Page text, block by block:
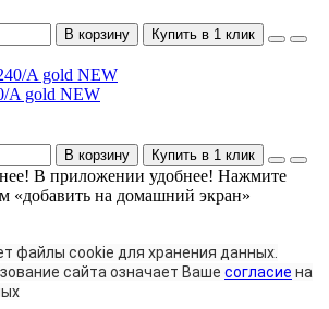
В корзину Купить в 1 клик
A gold NEW
В корзину Купить в 1 клик
В приложении удобнее! Нажмите
«добавить на домашний экран»
файлы cookie для хранения данных.
сайта означает Ваше согласие на